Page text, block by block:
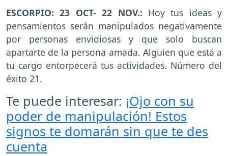
ESCORPIO: 23 OCT- 22 NOV.: Hoy tus ideas y
pensamientos serán manipulados negativamente
por personas envidiosas y que solo buscan
apartarte de la persona amada. Alguien que está a
tu cargo entorpecerá tus actividades. Número del
éxito 21.
Te puede interesar: ¡Ojo con su
poder de manipulación! Estos
signos te domarán sin que te des
cuenta